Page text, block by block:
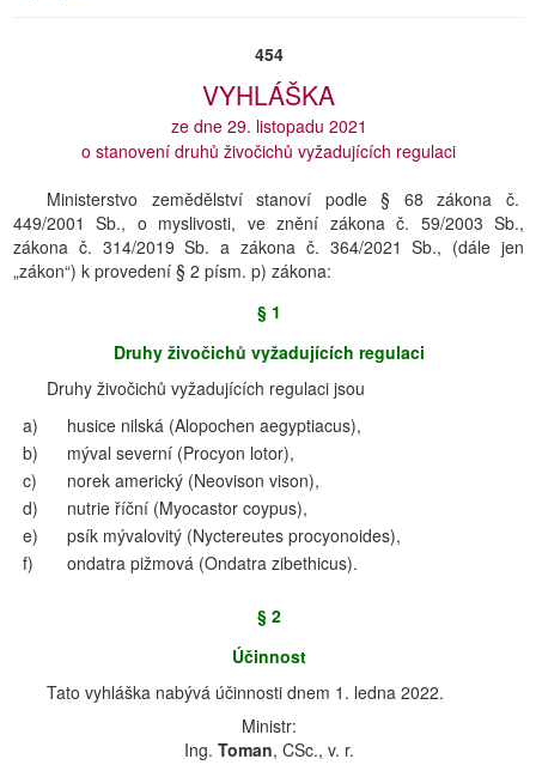
454
VYHLÁŠKA
ze dne 29. listopadu 2021
o stanovení druhů živočichů vyžadujících regulaci
Ministerstvo zemědělství stanoví podle § 68 zákona č.
449/2001 Sb., o myslivosti, ve znění zákona č. 59/2003 Sb.,
zákona č. 314/2019 Sb. a zákona č. 364/2021 Sb., (dále jen
„zákon“) k provedení § 2 písm. p) zákona:
§ 1
Druhy živočichů vyžadujících regulaci
Druhy živočichů vyžadujících regulaci jsou
a)
husice nilská (Alopochen aegyptiacus),
b)
mýval severní (Procyon lotor),
c)
norek americký (Neovison vison),
d)
nutrie říční (Myocastor coypus),
e)
psík mývalovitý (Nyctereutes procyonoides),
f)
ondatra pižmová (Ondatra zibethicus).
§ 2
Účinnost
Tato vyhláška nabývá účinnosti dnem 1. ledna 2022.
Ministr:
Ing. Toman, CSc., v. r.